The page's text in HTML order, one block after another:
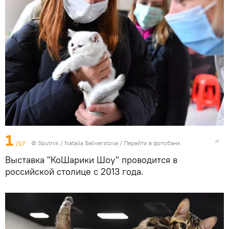
1 /17 © Sputnik / Natalia Seliverstova / Перейти в фотобанк
Выставка "КоШарики Шоу" проводится в
российской столице с 2013 года.